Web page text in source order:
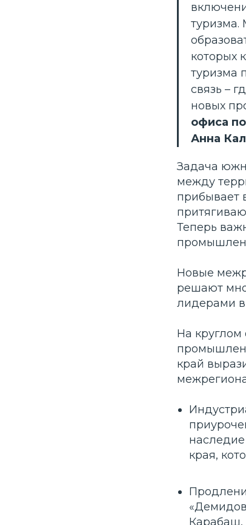
туризма.
которых
туризма
связь –
новых
офиса
Анна
Задача
между
прибывает
Теперь
Новые
решают
лидерами
На круглом
край
края,
Карабаш,